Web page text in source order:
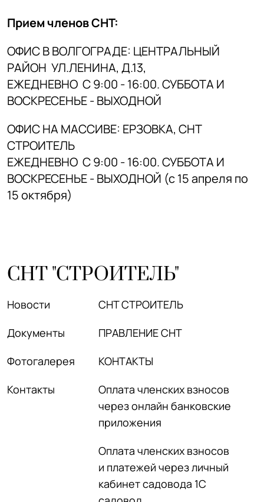
Прием членов СНТ:
ОФИС В ВОЛГОГРАДЕ: ЦЕНТРАЛЬНЫЙ
РАЙОН УЛ.ЛЕНИНА, Д.13,
ЕЖЕДНЕВНО С 9:00 - 16:00. СУББОТА И
ВОСКРЕСЕНЬЕ - ВЫХОДНОЙ
ОФИС НА МАССИВЕ: ЕРЗОВКА, СНТ
СТРОИТЕЛЬ
ЕЖЕДНЕВНО С 9:00 - 16:00. СУББОТА И
ВОСКРЕСЕНЬЕ - ВЫХОДНОЙ (с 15 апреля по
15 октября)
СНТ "СТРОИТЕЛЬ"
Новости
Документы
Фотогалерея
Контакты
СНТ СТРОИТЕЛЬ
ПРАВЛЕНИЕ СНТ
КОНТАКТЫ
Оплата членских взносов
через онлайн банковские
приложения
Оплата членских взносов
и платежей через личный
кабинет садовода 1С